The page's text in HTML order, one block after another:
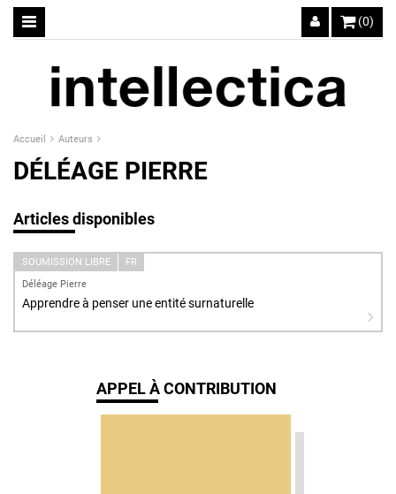
(0)
Accueil Auteurs
DÉLÉAGE PIERRE
Articles disponibles
SOUMISSION LIBRE
FR
Déléage Pierre
Apprendre à penser une entité surnaturelle
APPEL À CONTRIBUTION